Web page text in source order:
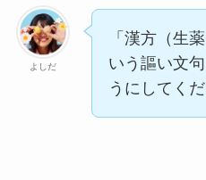
よしだ
「漢方（生
いう謳い文
うにしてくだ